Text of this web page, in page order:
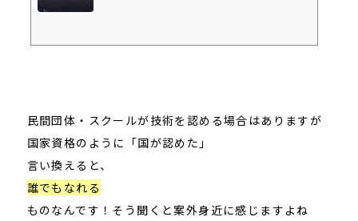
民間団体・スクールが技術を認める場合はありますが
国家資格のように「国が認めた」
言い換えると、
誰でもなれる
ものなんです！そう聞くと案外身近に感じますよね